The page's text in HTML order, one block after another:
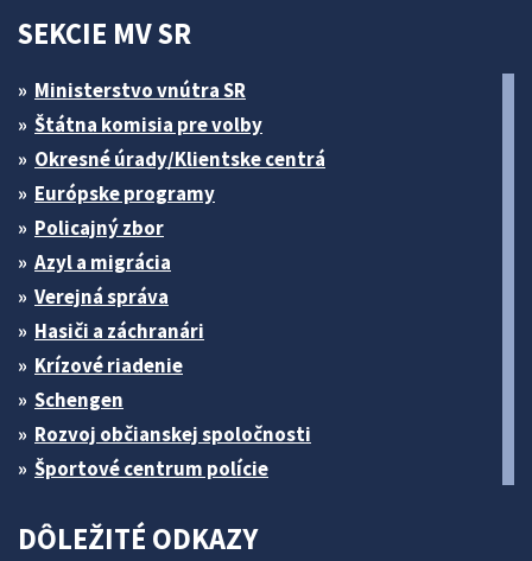
SEKCIE MV SR
Ministerstvo vnútra SR
Štátna komisia pre volby
Okresné úrady/Klientske centrá
Európske programy
Policajný zbor
Azyl a migrácia
Verejná správa
Hasiči a záchranári
Krízové riadenie
Schengen
Rozvoj občianskej spoločnosti
Športové centrum polície
DÔLEŽITÉ ODKAZY